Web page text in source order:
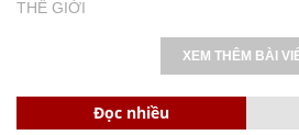
THẾ GIỚI
XEM THÊM BÀI
Đọc nhiều